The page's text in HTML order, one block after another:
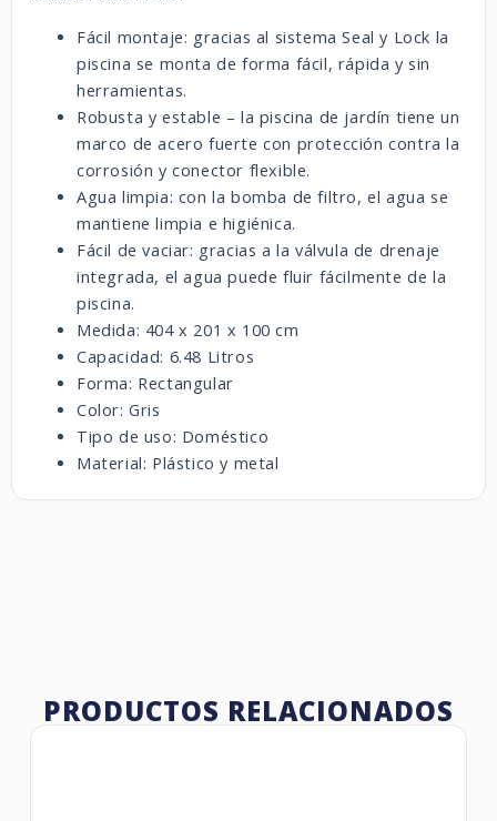
Fácil montaje: gracias al sistema Seal y Lock la
piscina se monta de forma fácil, rápida y sin
herramientas.
Robusta y estable – la piscina de jardín tiene un
marco de acero fuerte con protección contra la
corrosión y conector flexible.
Agua limpia: con la bomba de filtro, el agua se
mantiene limpia e higiénica.
Fácil de vaciar: gracias a la válvula de drenaje
integrada, el agua puede fluir fácilmente de la
piscina.
Medida: 404 x 201 x 100 cm
Capacidad: 6.48 Litros
Forma: Rectangular
Color: Gris
Tipo de uso: Doméstico
Material: Plástico y metal
PRODUCTOS RELACIONADOS